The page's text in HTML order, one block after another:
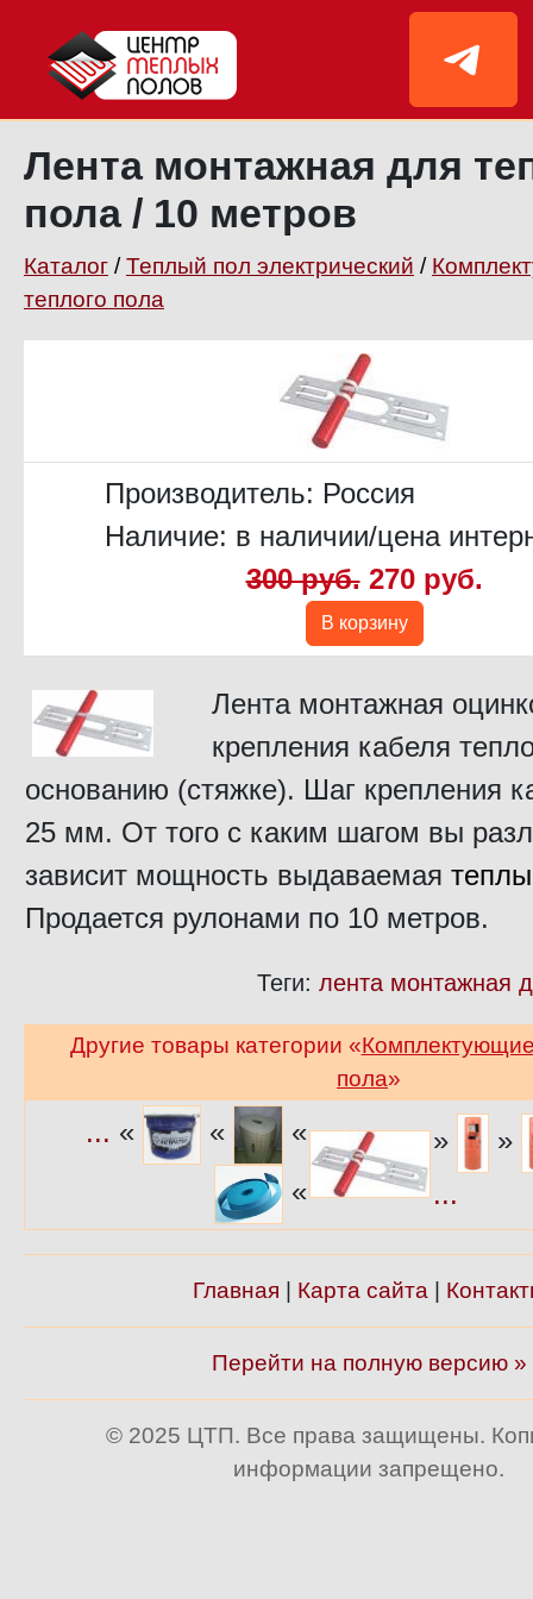
Лента монтажная для
пола / 10 метров
Каталог /Теплый пол электрический /
теплого пола
Производитель: Россия
Наличие: в наличии/цена
300 руб. 270 руб.
В корзину
Лента монтажная
крепления кабеля
основанию (стяжке). Шаг крепления
25 мм. От того с каким шагом вы
зависит мощность выдаваемая
Продается рулонами по 10 метров.
Теги: лента монтажная
Другие товары категории «
пола»
... « «
«
«
»
»
...
Главная Карта сайта
Перейти на полную версию »
© 2025 ЦТП. Все права защищены.
информации запрещено.